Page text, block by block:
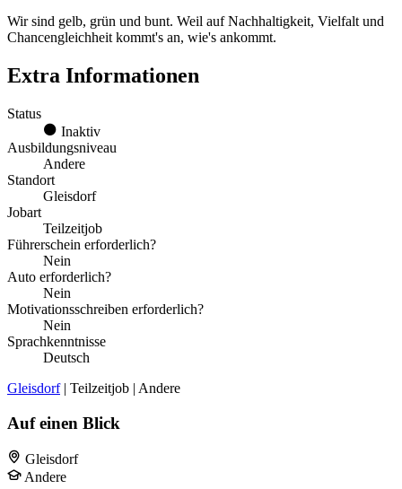
Wir sind gelb, grün und bunt. Weil auf Nachhaltigkeit, Vielfalt und
Chancengleichheit kommt's an, wie's ankommt.
Extra Informationen
Status
Inaktiv
Ausbildungsniveau
Andere
Standort
Gleisdorf
Jobart
Teilzeitjob
Führerschein erforderlich?
Nein
Auto erforderlich?
Nein
Motivationsschreiben erforderlich?
Nein
Sprachkenntnisse
Deutsch
Gleisdorf| Teilzeitjob | Andere
Auf einen Blick
Gleisdorf
Andere